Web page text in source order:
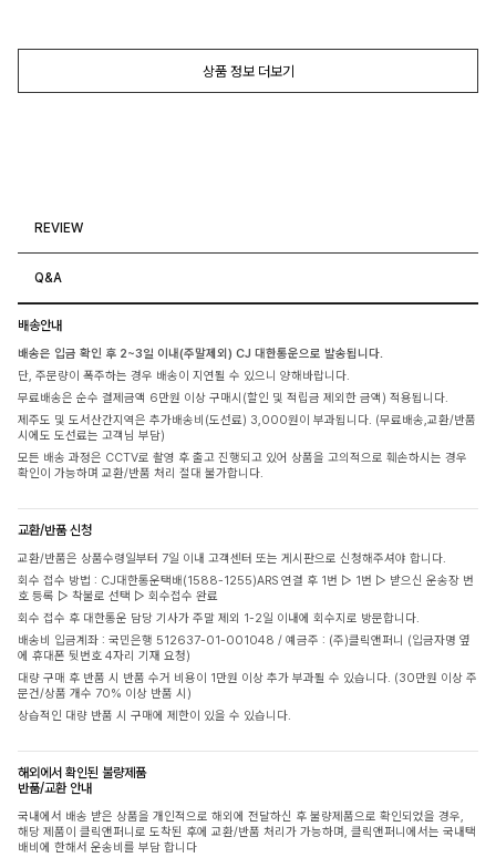
상품 정보 더보기
REVIEW
Q&A
배송안내
배송은 입금 확인 후 2~3일 이내(주말제외) CJ 대한통운으로 발송됩니다.
단, 주문량이 폭주하는 경우 배송이 지연될 수 있으니 양해바랍니다.
무료배송은 순수 결제금액 6만원 이상 구매시(할인 및 적립금 제외한 금액) 적용됩니다.
제주도 및 도서산간지역은 추가배송비(도선료) 3,000원이 부과됩니다. (무료배송,교환/반품
시에도 도선료는 고객님 부담)
모든 배송 과정은 CCTV로 촬영 후 출고 진행되고 있어 상품을 고의적으로 훼손하시는 경우
확인이 가능하며 교환/반품 처리 절대 불가합니다.
교환/반품 신청
교환/반품은 상품수령일부터 7일 이내 고객센터 또는 게시판으로 신청해주셔야 합니다.
회수 접수 방법 : CJ대한통운택배(1588-1255)ARS 연결 후 1번 ▷ 1번 ▷ 받으신 운송장 번
호 등록 ▷ 착불로 선택 ▷ 회수접수 완료
회수 접수 후 대한통운 담당 기사가 주말 제외 1-2일 이내에 회수지로 방문합니다.
배송비 입금계좌 : 국민은행 512637-01-001048 / 예금주 : (주)클릭앤퍼니 (입금자명 옆
에 휴대폰 뒷번호 4자리 기재 요청)
대량 구매 후 반품 시 반품 수거 비용이 1만원 이상 추가 부과될 수 있습니다. (30만원 이상 주
문건/상품 개수 70% 이상 반품 시)
상습적인 대량 반품 시 구매에 제한이 있을 수 있습니다.
해외에서 확인된 불량제품
반품/교환 안내
국내에서 배송 받은 상품을 개인적으로 해외에 전달하신 후 불량제품으로 확인되었을 경우,
해당 제품이 클릭앤퍼니로 도착된 후에 교환/반품 처리가 가능하며, 클릭앤퍼니에서는 국내택
배비에 한해서 운송비를 부담 합니다